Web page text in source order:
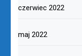
czerwiec 2022
maj 2022